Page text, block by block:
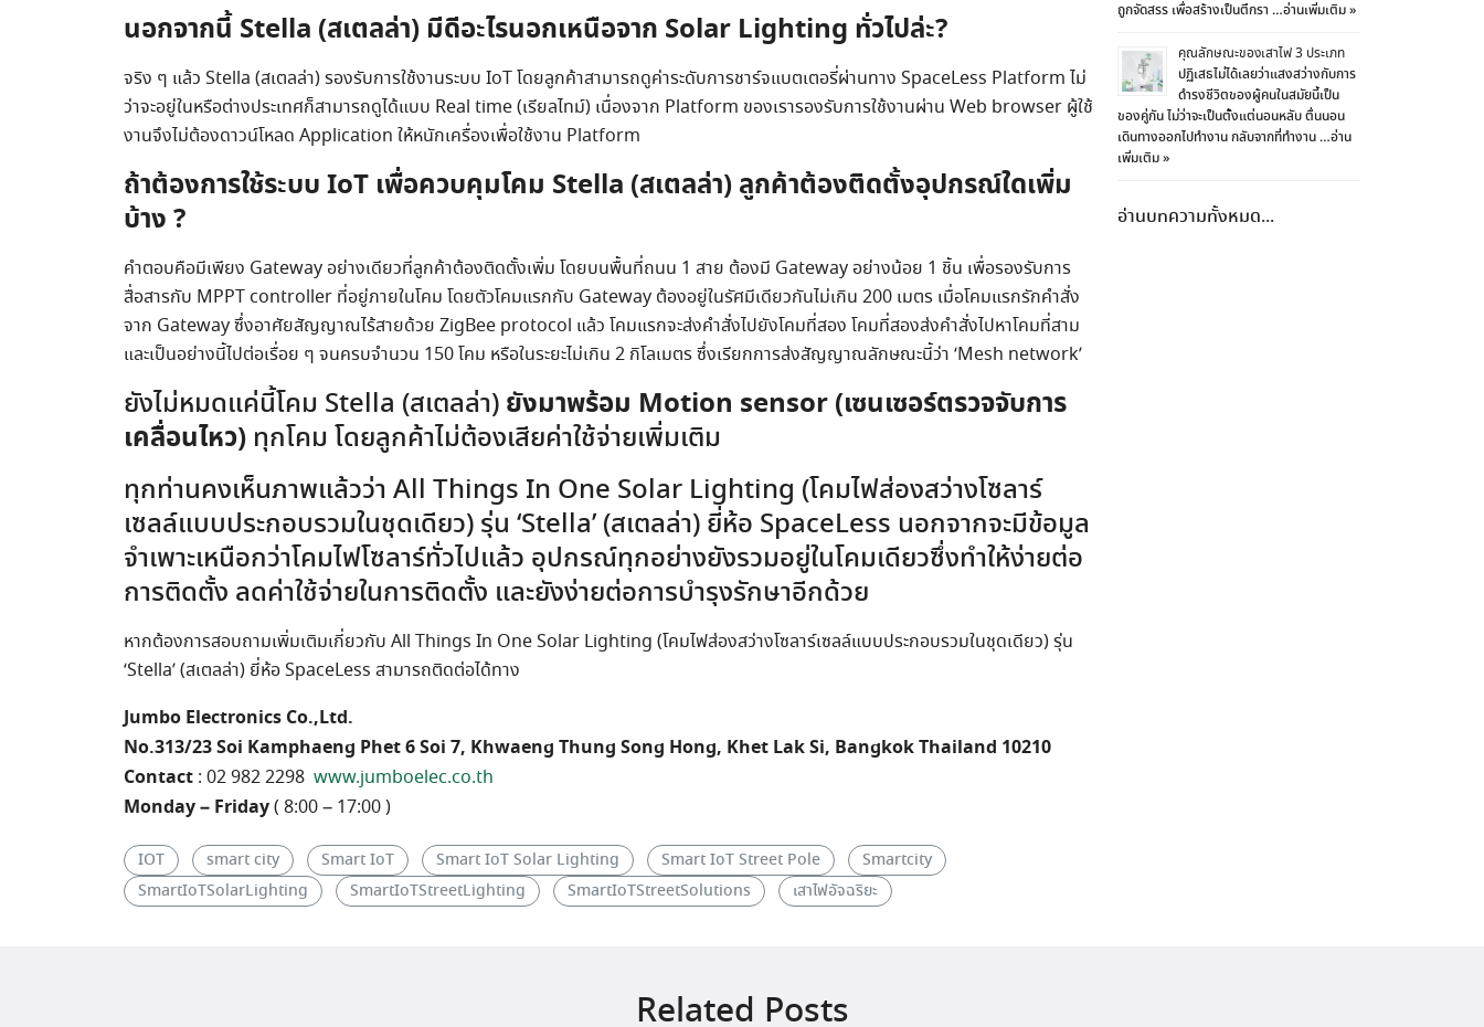
for:
นอกจากนี้ Stella (สเตลล่า) มีดีอะไรนอกเหนือจาก Solar Lighting ทั่วไปล่ะ?
จริง ๆ แล้ว Stella (สเตลล่า) รองรับการใช้งานระบบ IoT โดยลูกค้าสามารถดูค่าระดับการชาร์จแบตเตอรี่ผ่านทาง SpaceLess Platform ไม่
ว่าจะอยู่ในหรือต่างประเทศก็สามารถดูได้แบบ Real time (เรียลไทม์) เนื่องจาก Platform ของเรารองรับการใช้งานผ่าน Web browser ผู้ใช้
งานจึงไม่ต้องดาวน์โหลด Application ให้หนักเครื่องเพื่อใช้งาน Platform
ถ้าต้องการใช้ระบบ IoT เพื่อควบคุมโคม Stella (สเตลล่า) ลูกค้าต้องติดตั้งอุปกรณ์ใดเพิ่ม
บ้าง ?
คำตอบคือมีเพียง Gateway อย่างเดียวที่ลูกค้าต้องติดตั้งเพิ่ม โดยบนพื้นที่ถนน 1 สาย ต้องมี Gateway อย่างน้อย 1 ชิ้น เพื่อรองรับการ
สื่อสารกับ MPPT controller ที่อยู่ภายในโคม โดยตัวโคมแรกกับ Gateway ต้องอยู่ในรัศมีเดียวกันไม่เกิน 200 เมตร เมื่อโคมแรกรักคำสั่ง
จาก Gateway ซึ่งอาศัยสัญญาณไร้สายด้วย ZigBee protocol แล้ว โคมแรกจะส่งคำสั่งไปยังโคมที่สอง โคมที่สองส่งคำสั่งไปหาโคมที่สาม
และเป็นอย่างนี้ไปต่อเรื่อย ๆ จนครบจำนวน 150 โคม หรือในระยะไม่เกิน 2 กิโลเมตร ซึ่งเรียกการส่งสัญญาณลักษณะนี้ว่า ‘Mesh network’
ยังไม่หมดแค่นี้โคม Stella (สเตลล่า) ยังมาพร้อม Motion sensor (เซนเซอร์ตรวจจับการ
เคลื่อนไหว) ทุกโคม โดยลูกค้าไม่ต้องเสียค่าใช้จ่ายเพิ่มเติม
ทุกท่านคงเห็นภาพแล้วว่า All Things In One Solar Lighting (โคมไฟส่องสว่างโซลาร์
เซลล์แบบประกอบรวมในชุดเดียว) รุ่น ‘Stella’ (สเตลล่า) ยี่ห้อ SpaceLess นอกจากจะมีข้อมูล
จำเพาะเหนือกว่าโคมไฟโซลาร์ทั่วไปแล้ว อุปกรณ์ทุกอย่างยังรวมอยู่ในโคมเดียวซึ่งทำให้ง่ายต่อ
การติดตั้ง ลดค่าใช้จ่ายในการติดตั้ง และยังง่ายต่อการบำรุงรักษาอีกด้วย
หากต้องการสอบถามเพิ่มเติมเกี่ยวกับ All Things In One Solar Lighting (โคมไฟส่องสว่างโซลาร์เซลล์แบบประกอบรวมในชุดเดียว) รุ่น
‘Stella’ (สเตลล่า) ยี่ห้อ SpaceLess สามารถติดต่อได้ทาง
Jumbo Electronics Co.,Ltd.
No.313/23 Soi Kamphaeng Phet 6 Soi 7, Khwaeng Thung Song Hong, Khet Lak Si, Bangkok Thailand 10210
Contact : 02 982 2298 www.jumboelec.co.th
Monday – Friday( 8:00 – 17:00 )
IOT smart city Smart IoT Smart IoT Solar Lighting Smart IoT Street Pole
Smartcity
SmartIoTSolarLighting
SmartIoTStreetLighting SmartIoTStreetSolutions เสาไฟอัจฉริยะ
ถูกจัดสรร เพื่อสร้างเป็นตึกรา …อ่านเพิ่มเติม »
คุณลักษณะของเสาไฟ 3 ประเภท
ปฏิเสธไม่ได้เลยว่าแสงสว่างกับการ
ดำรงชีวิตของผู้คนในสมัยนี้เป็น
ของคู่กัน ไม่ว่าจะเป็นตั้งแต่นอนหลับ ตื่นนอน
เดินทางออกไปทำงาน กลับจากที่ทำงาน …อ่าน
เพิ่มเติม »
อ่านบทความทั้งหมด...
Related Posts